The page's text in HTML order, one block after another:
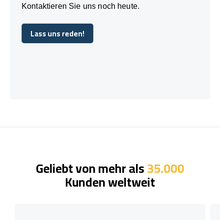
Kontaktieren Sie uns noch heute.
Lass uns reden!
Lass uns reden!
Geliebt von mehr als35.000
Kunden weltweit